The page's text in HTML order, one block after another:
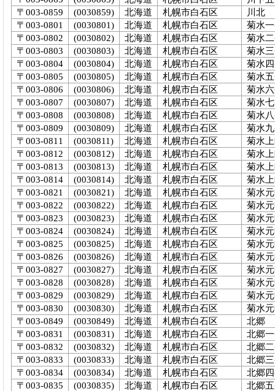
〒003-0859
(0030859) 北海道 札幌市白石区
川北
〒003-0801
(0030801) 北海道 札幌市白石区
菊水
〒003-0802
(0030802) 北海道 札幌市白石区
菊水
〒003-0803
(0030803) 北海道 札幌市白石区
菊水
〒003-0804
(0030804) 北海道 札幌市白石区
菊水
〒003-0805
(0030805) 北海道 札幌市白石区
菊水
〒003-0806
(0030806) 北海道 札幌市白石区
菊水
〒003-0807
(0030807) 北海道 札幌市白石区
菊水
〒003-0808
(0030808) 北海道 札幌市白石区
菊水
〒003-0809
(0030809) 北海道 札幌市白石区
菊水
〒003-0811
(0030811) 北海道 札幌市白石区
菊水
〒003-0812
(0030812) 北海道 札幌市白石区
菊水
〒003-0813
(0030813) 北海道 札幌市白石区
菊水
〒003-0814
(0030814) 北海道 札幌市白石区
菊水
〒003-0821
(0030821) 北海道 札幌市白石区
菊水
〒003-0822
(0030822) 北海道 札幌市白石区
菊水
〒003-0823
(0030823) 北海道 札幌市白石区
菊水
〒003-0824
(0030824) 北海道 札幌市白石区
菊水
〒003-0825
(0030825) 北海道 札幌市白石区
菊水
〒003-0826
(0030826) 北海道 札幌市白石区
菊水
〒003-0827
(0030827) 北海道 札幌市白石区
菊水
〒003-0828
(0030828) 北海道 札幌市白石区
菊水
〒003-0829
(0030829) 北海道 札幌市白石区
菊水
〒003-0830
(0030830) 北海道 札幌市白石区
菊水
〒003-0849
(0030849) 北海道 札幌市白石区
北郷
〒003-0831
(0030831) 北海道 札幌市白石区
北郷
〒003-0832
(0030832) 北海道 札幌市白石区
北郷
〒003-0833
(0030833) 北海道 札幌市白石区
北郷
〒003-0834
(0030834) 北海道 札幌市白石区
北郷
〒003-0835
(0030835) 北海道 札幌市白石区
北郷